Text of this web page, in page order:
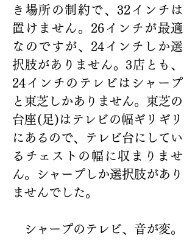
き場所の制約で、32インチは
置けません。26インチが最適
なのですが、24インチしか選
択肢がありません。3店とも、
24インチのテレビはシャープ
と東芝しかありません。東芝の
台座(足)はテレビの幅ギリギリ
にあるので、テレビ台にしてい
るチェストの幅に収まりませ
ん。シャープしか選択肢があり
ませんでした。
シャープのテレビ、音が変。